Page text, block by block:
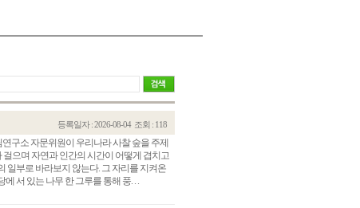
등록일자 : 2026-08-04 조회 : 118
구소 자문위원이 우리나라 사찰 숲을 주제
으며 자연과 인간의 시간이 어떻게 겹치고
일부로 바라보지 않는다. 그 자리를 지켜온
서 있는 나무 한 그루를 통해 풍. . .